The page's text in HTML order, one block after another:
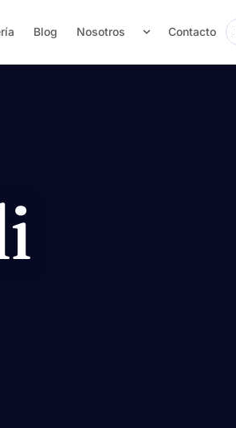
Blog Nosotros Contacto